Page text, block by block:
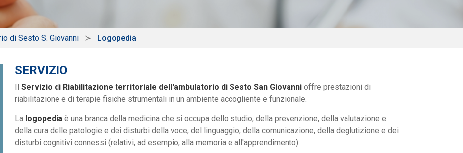
di Sesto S. Giovanni Logopedia
SERVIZIO
Servizio di Riabilitazione territoriale dell'ambulatorio di Sesto San Giovanni offre prestazioni di
riabilitazione e di terapie fisiche strumentali in un ambiente accogliente e funzionale.
La logopedia è una branca della medicina che si occupa dello studio, della prevenzione, della valutazione e
della cura delle patologie e dei disturbi della voce, del linguaggio, della comunicazione, della deglutizione e dei
disturbi cognitivi connessi (relativi, ad esempio, alla memoria e all'apprendimento).